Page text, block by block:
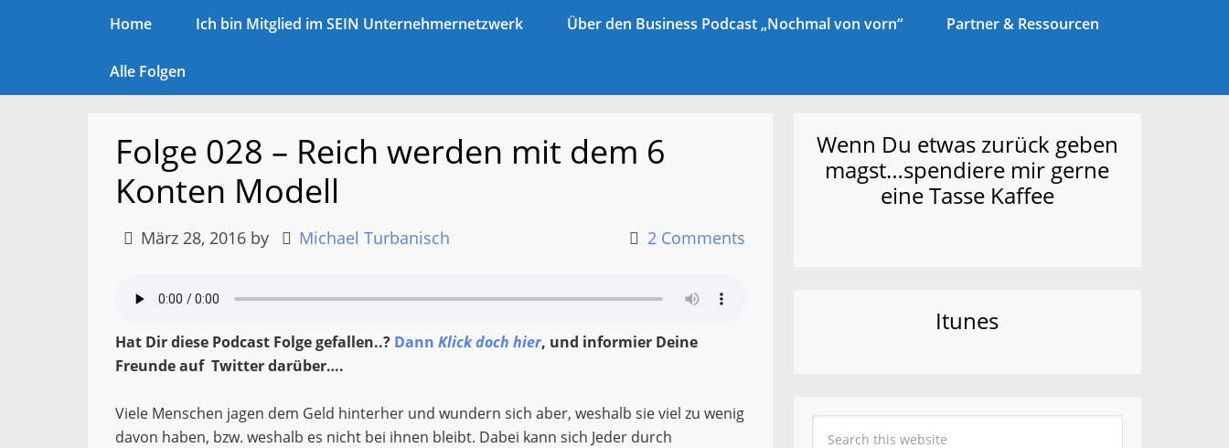
Home Ich bin Mitglied im SEIN Unternehmernetzwerk Über den Business Podcast „Nochmal von vorn“ Partner & Ressourcen
Alle Folgen
Folge 028 – Reich werden mit dem 6
Konten Modell
März 28, 2016 by Michael Turbanisch 2 Comments
Hat Dir diese Podcast Folge gefallen..? Dann Klick doch hier, und informier Deine
Freunde auf Twitter darüber….
Viele Menschen jagen dem Geld hinterher und wundern sich aber, weshalb sie viel zu wenig
davon haben, bzw. weshalb es nicht bei ihnen bleibt. Dabei kann sich Jeder durch
Wenn Du etwas zurück geben
magst…spendiere mir gerne
eine Tasse Kaffee
Itunes